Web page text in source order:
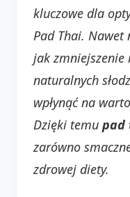
kluczowe dla
Pad Thai.
jak zmniejszenie
naturalnych
wpłynąć na
Dzięki temu pad
zarówno
zdrowej diety.